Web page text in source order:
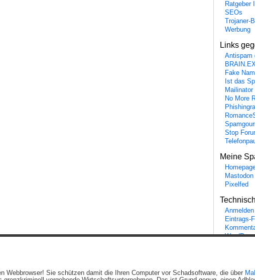
Ratgeber
SEOs
Trojaner-
Werbung
Links
Antispam
Fake
Ist das
Mailinator
No More
Stop
Meine
Mastodon
Pixelfed
Anmelden
Eintrags-
Beiträge (RSS)undKommentare (RSS).
Webbrowser! Sie schützen damit die Ihren Computer vor Schadsoftware, die über